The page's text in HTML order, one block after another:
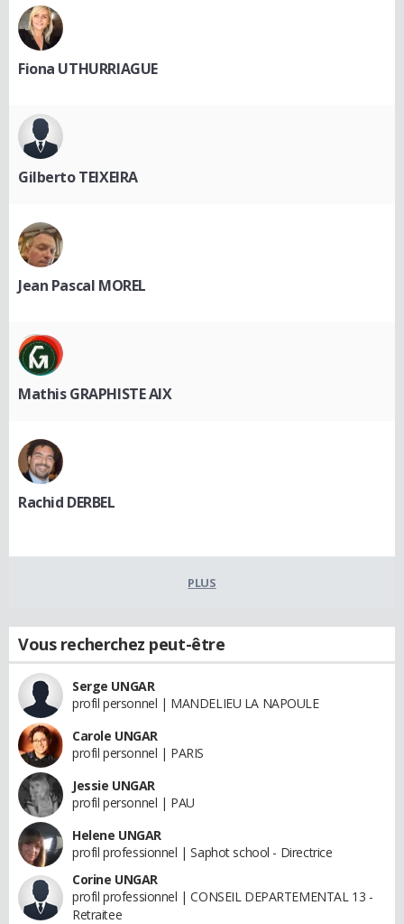
Fiona UTHURRIAGUE
Gilberto TEIXEIRA
Jean Pascal MOREL
Mathis GRAPHISTE AIX
Rachid DERBEL
PLUS
Vous recherchez peut-être
Serge UNGAR
profil personnel | MANDELIEU LA NAPOULE
Carole UNGAR
profil personnel | PARIS
Jessie UNGAR
profil personnel | PAU
Helene UNGAR
profil professionnel | Saphot school - Directrice
Corine UNGAR
profil professionnel | CONSEIL DEPARTEMENTAL 13 -
Retraitee